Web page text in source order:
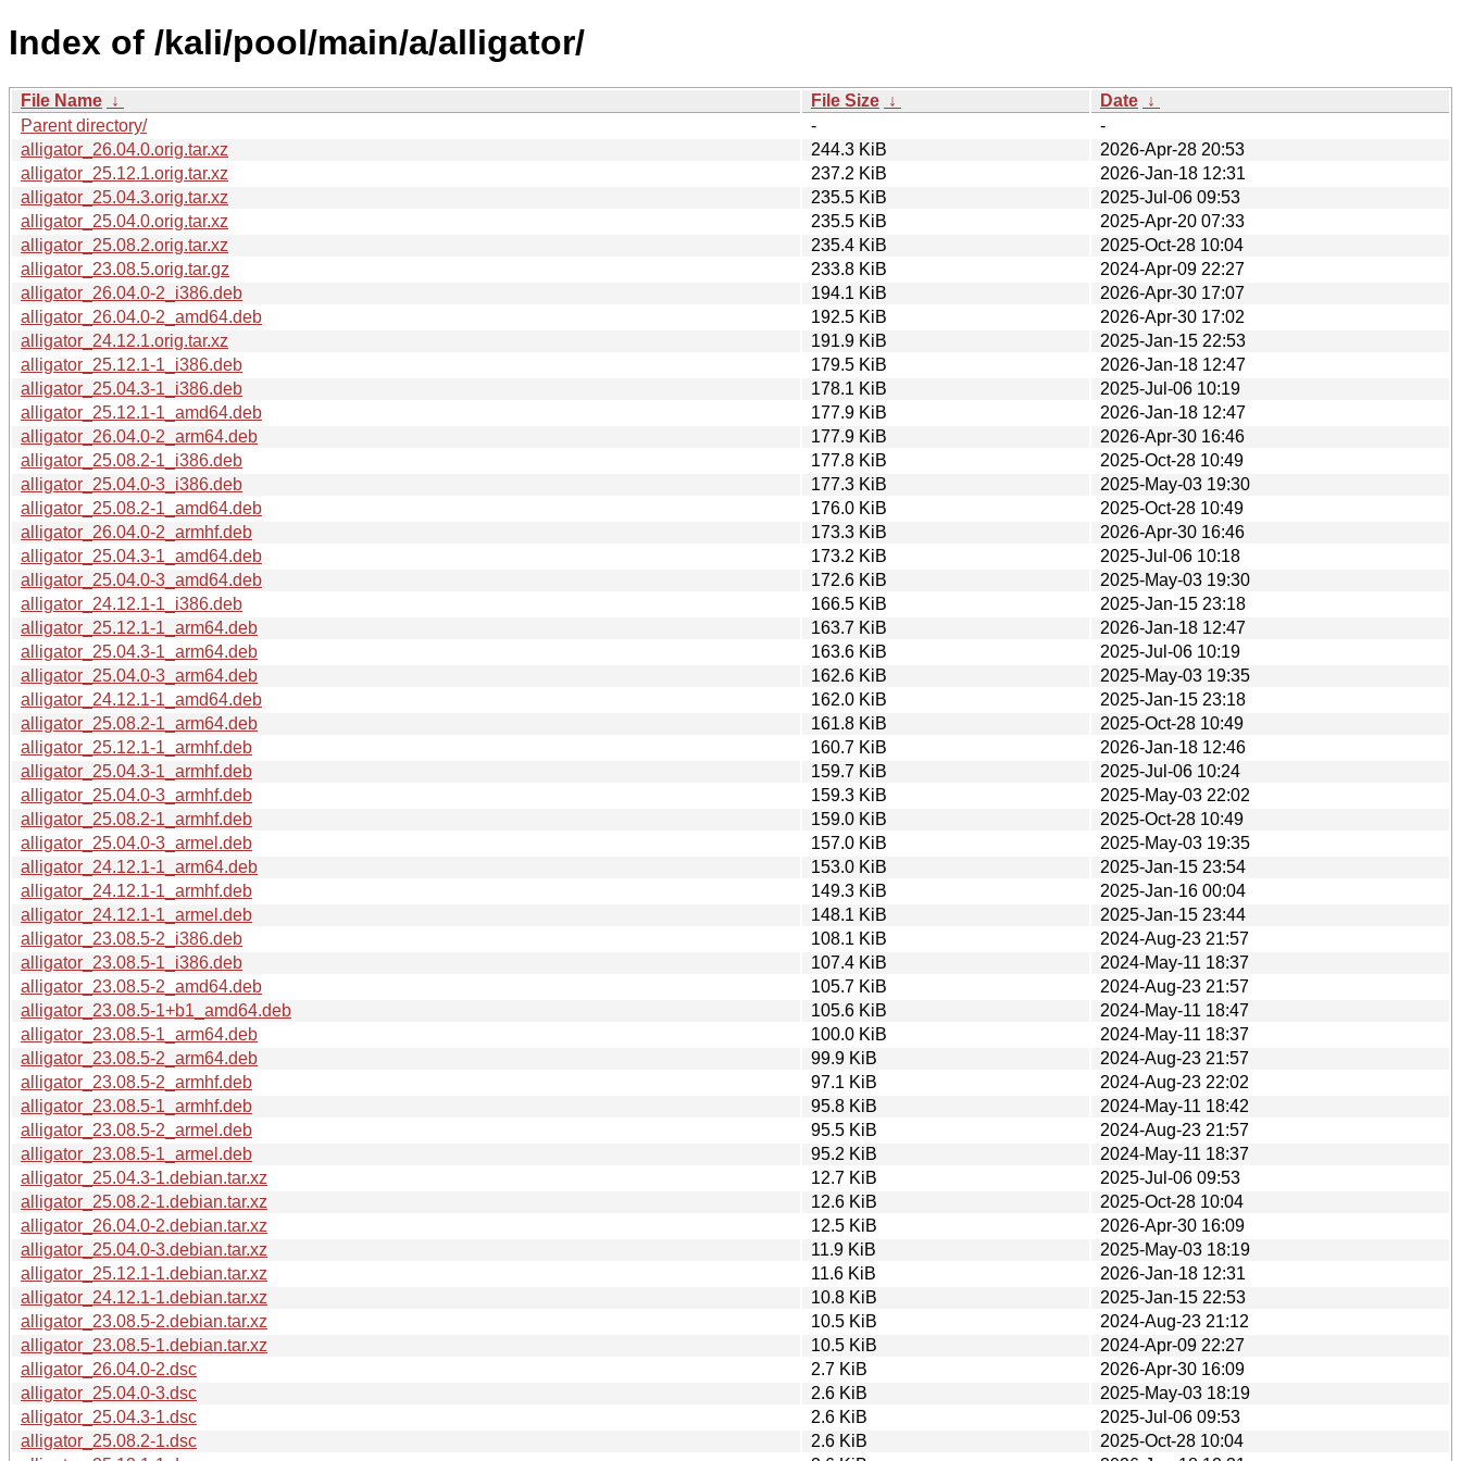
Index of /kali/pool/main/a/alligator/
File Name ↓ File Size ↓ Date ↓
Parent directory/
-
-
alligator_26.04.0.orig.tar.xz
244.3 KiB
2026-Apr-28 20:53
alligator_25.12.1.orig.tar.xz
237.2 KiB
2026-Jan-18 12:31
alligator_25.04.3.orig.tar.xz
235.5 KiB
2025-Jul-06 09:53
alligator_25.04.0.orig.tar.xz
235.5 KiB
2025-Apr-20 07:33
alligator_25.08.2.orig.tar.xz
235.4 KiB
2025-Oct-28 10:04
alligator_23.08.5.orig.tar.gz
233.8 KiB
2024-Apr-09 22:27
alligator_26.04.0-2_i386.deb
194.1 KiB
2026-Apr-30 17:07
alligator_26.04.0-2_amd64.deb
192.5 KiB
2026-Apr-30 17:02
alligator_24.12.1.orig.tar.xz
191.9 KiB
2025-Jan-15 22:53
alligator_25.12.1-1_i386.deb
179.5 KiB
2026-Jan-18 12:47
alligator_25.04.3-1_i386.deb
178.1 KiB
2025-Jul-06 10:19
alligator_25.12.1-1_amd64.deb
177.9 KiB
2026-Jan-18 12:47
alligator_26.04.0-2_arm64.deb
177.9 KiB
2026-Apr-30 16:46
alligator_25.08.2-1_i386.deb
177.8 KiB
2025-Oct-28 10:49
alligator_25.04.0-3_i386.deb
177.3 KiB
2025-May-03 19:30
alligator_25.08.2-1_amd64.deb
176.0 KiB
2025-Oct-28 10:49
alligator_26.04.0-2_armhf.deb
173.3 KiB
2026-Apr-30 16:46
alligator_25.04.3-1_amd64.deb
173.2 KiB
2025-Jul-06 10:18
alligator_25.04.0-3_amd64.deb
172.6 KiB
2025-May-03 19:30
alligator_24.12.1-1_i386.deb
166.5 KiB
2025-Jan-15 23:18
alligator_25.12.1-1_arm64.deb
163.7 KiB
2026-Jan-18 12:47
alligator_25.04.3-1_arm64.deb
163.6 KiB
2025-Jul-06 10:19
alligator_25.04.0-3_arm64.deb
162.6 KiB
2025-May-03 19:35
alligator_24.12.1-1_amd64.deb
162.0 KiB
2025-Jan-15 23:18
alligator_25.08.2-1_arm64.deb
161.8 KiB
2025-Oct-28 10:49
alligator_25.12.1-1_armhf.deb
160.7 KiB
2026-Jan-18 12:46
alligator_25.04.3-1_armhf.deb
159.7 KiB
2025-Jul-06 10:24
alligator_25.04.0-3_armhf.deb
159.3 KiB
2025-May-03 22:02
alligator_25.08.2-1_armhf.deb
159.0 KiB
2025-Oct-28 10:49
alligator_25.04.0-3_armel.deb
157.0 KiB
2025-May-03 19:35
alligator_24.12.1-1_arm64.deb
153.0 KiB
2025-Jan-15 23:54
alligator_24.12.1-1_armhf.deb
149.3 KiB
2025-Jan-16 00:04
alligator_24.12.1-1_armel.deb
148.1 KiB
2025-Jan-15 23:44
alligator_23.08.5-2_i386.deb
108.1 KiB
2024-Aug-23 21:57
alligator_23.08.5-1_i386.deb
107.4 KiB
2024-May-11 18:37
alligator_23.08.5-2_amd64.deb
105.7 KiB
2024-Aug-23 21:57
alligator_23.08.5-1+b1_amd64.deb
105.6 KiB
2024-May-11 18:47
alligator_23.08.5-1_arm64.deb
100.0 KiB
2024-May-11 18:37
alligator_23.08.5-2_arm64.deb
99.9 KiB
2024-Aug-23 21:57
alligator_23.08.5-2_armhf.deb
97.1 KiB
2024-Aug-23 22:02
alligator_23.08.5-1_armhf.deb
95.8 KiB
2024-May-11 18:42
alligator_23.08.5-2_armel.deb
95.5 KiB
2024-Aug-23 21:57
alligator_23.08.5-1_armel.deb
95.2 KiB
2024-May-11 18:37
alligator_25.04.3-1.debian.tar.xz
12.7 KiB
2025-Jul-06 09:53
alligator_25.08.2-1.debian.tar.xz
12.6 KiB
2025-Oct-28 10:04
alligator_26.04.0-2.debian.tar.xz
12.5 KiB
2026-Apr-30 16:09
alligator_25.04.0-3.debian.tar.xz
11.9 KiB
2025-May-03 18:19
alligator_25.12.1-1.debian.tar.xz
11.6 KiB
2026-Jan-18 12:31
alligator_24.12.1-1.debian.tar.xz
10.8 KiB
2025-Jan-15 22:53
alligator_23.08.5-2.debian.tar.xz
10.5 KiB
2024-Aug-23 21:12
alligator_23.08.5-1.debian.tar.xz
10.5 KiB
2024-Apr-09 22:27
alligator_26.04.0-2.dsc
2.7 KiB
2026-Apr-30 16:09
alligator_25.04.0-3.dsc
2.6 KiB
2025-May-03 18:19
alligator_25.04.3-1.dsc
2.6 KiB
2025-Jul-06 09:53
alligator_25.08.2-1.dsc
2.6 KiB
2025-Oct-28 10:04